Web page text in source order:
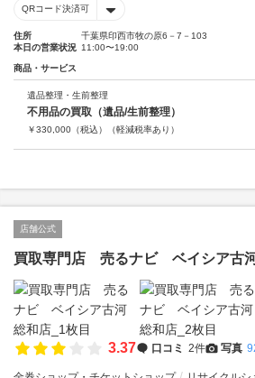
QRコード決済可
住所
千葉県印西市牧の原6－7－103
本日の営業状況 11:00〜19:00
商品・サービス
遺品整理・生前整理
不用品の買取（遺品/生前整理）
￥330,000 （税込） （軽減税率あり）
店舗公式
買取専門店 売るナビ ベイシア古
3.37 口コミ 2件 写真